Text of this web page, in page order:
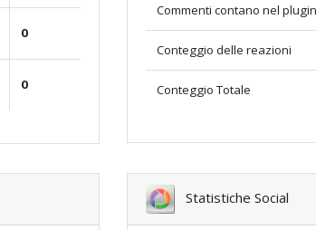
0
0
Commenti contano nel plugin
Conteggio delle reazioni
Conteggio Totale
Statistiche Social